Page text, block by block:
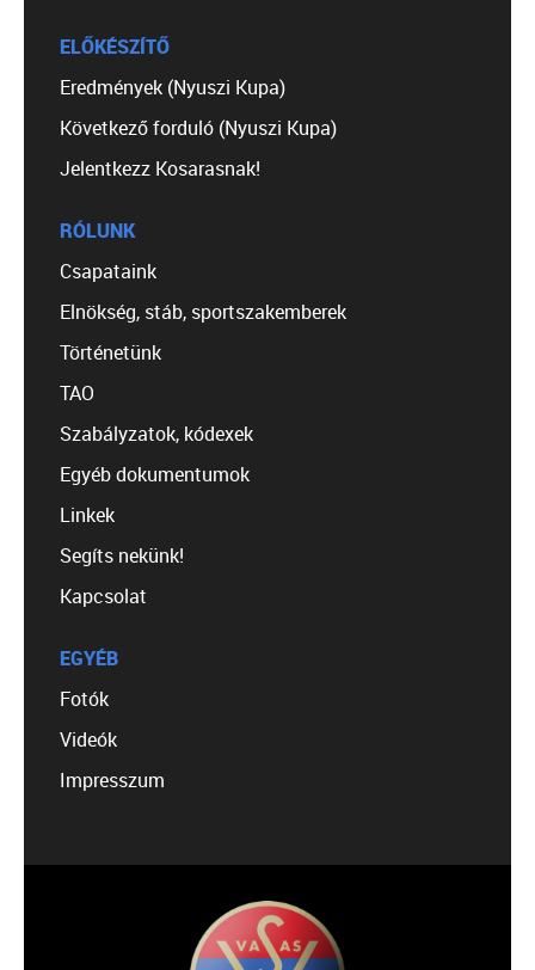
ELŐKÉSZÍTŐ
Eredmények (Nyuszi Kupa)
Következő forduló (Nyuszi Kupa)
Jelentkezz Kosarasnak!
RÓLUNK
Csapataink
Elnökség, stáb, sportszakemberek
Történetünk
TAO
Szabályzatok, kódexek
Egyéb dokumentumok
Linkek
Segíts nekünk!
Kapcsolat
EGYÉB
Fotók
Videók
Impresszum